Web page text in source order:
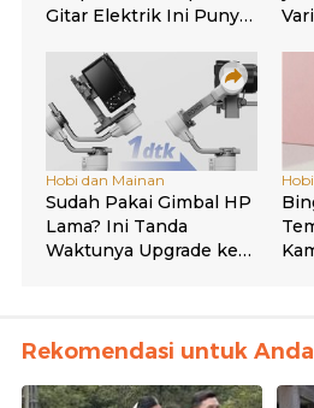
Rekomendasi untuk Anda